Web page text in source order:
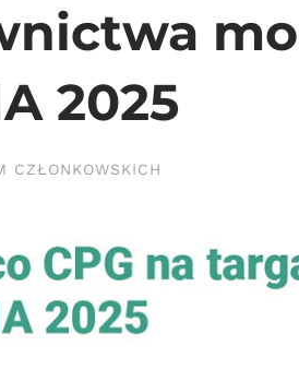
2025
CZŁONKOWSKICH